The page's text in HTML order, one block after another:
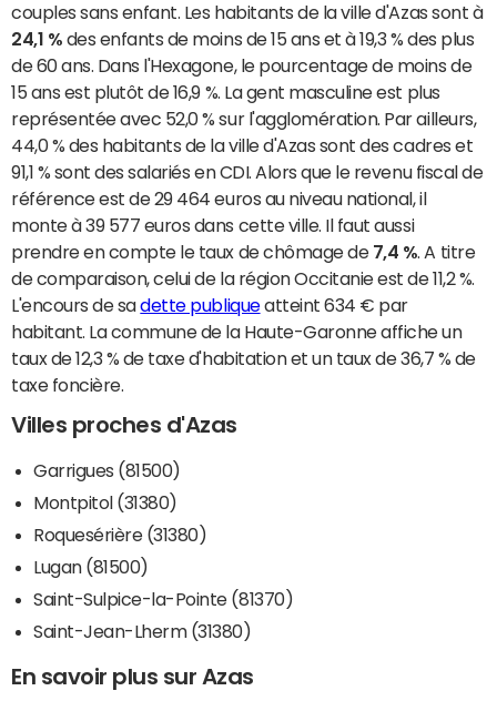
couples sans enfant. Les habitants de la ville d'Azas sont à
24,1 % des enfants de moins de 15 ans et à 19,3 % des plus
de 60 ans. Dans l'Hexagone, le pourcentage de moins de
15 ans est plutôt de 16,9 %. La gent masculine est plus
représentée avec 52,0 % sur l'agglomération. Par ailleurs,
44,0 % des habitants de la ville d'Azas sont des cadres et
91,1 % sont des salariés en CDI. Alors que le revenu fiscal de
référence est de 29 464 euros au niveau national, il
monte à 39 577 euros dans cette ville. Il faut aussi
prendre en compte le taux de chômage de 7,4 %. A titre
de comparaison, celui de la région Occitanie est de 11,2 %.
L'encours de sadette publiqueatteint 634 € par
habitant. La commune de la Haute-Garonne affiche un
taux de 12,3 % de taxe d'habitation et un taux de 36,7 % de
taxe foncière.
Villes proches d'Azas
Garrigues (81500)
Montpitol (31380)
Roquesérière (31380)
Lugan (81500)
Saint-Sulpice-la-Pointe (81370)
Saint-Jean-Lherm (31380)
En savoir plus sur Azas